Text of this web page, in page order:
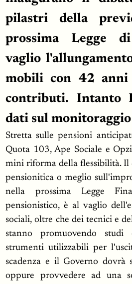
pilastri della
prossima Legge
vaglio
mobili con 42
contributi. Intanto
dati sul monitoraggio
Stretta sulle pensioni
Quota 103, Ape Sociale e
mini riforma della flessibilità.
pensionitica o meglio
nella prossima Legge
pensionistico, è al vaglio
sociali, oltre che dei tecnici e
stanno promuovendo
strumenti utilizzabili per
scadenza e il Governo dovrà
oppure provvedere ad una